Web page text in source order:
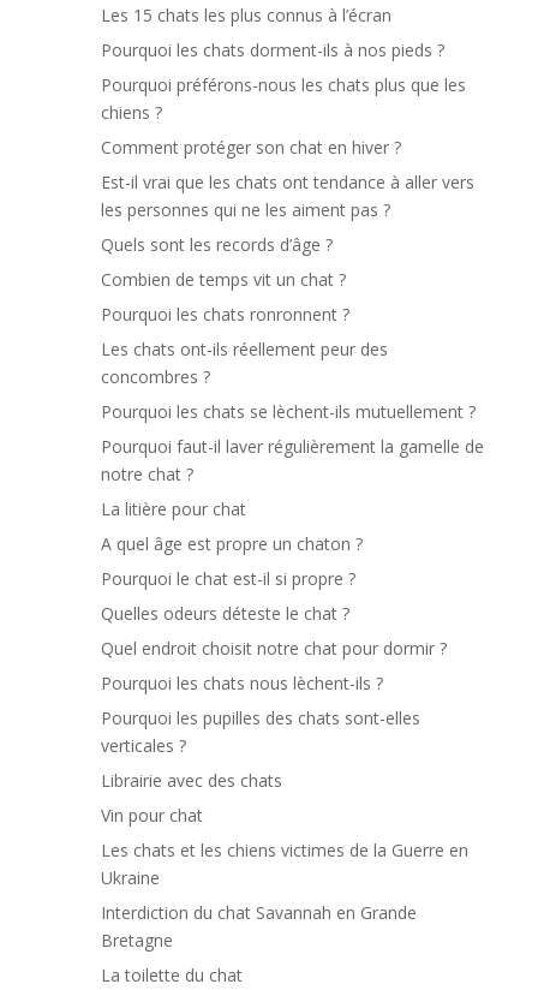
Les 15 chats les plus connus à l’écran
Pourquoi les chats dorment-ils à nos pieds ?
Pourquoi préférons-nous les chats plus que les
chiens ?
Comment protéger son chat en hiver ?
Est-il vrai que les chats ont tendance à aller vers
les personnes qui ne les aiment pas ?
Quels sont les records d’âge ?
Combien de temps vit un chat ?
Pourquoi les chats ronronnent ?
Les chats ont-ils réellement peur des
concombres ?
Pourquoi les chats se lèchent-ils mutuellement ?
Pourquoi faut-il laver régulièrement la gamelle de
notre chat ?
La litière pour chat
A quel âge est propre un chaton ?
Pourquoi le chat est-il si propre ?
Quelles odeurs déteste le chat ?
Quel endroit choisit notre chat pour dormir ?
Pourquoi les chats nous lèchent-ils ?
Pourquoi les pupilles des chats sont-elles
verticales ?
Librairie avec des chats
Vin pour chat
Les chats et les chiens victimes de la Guerre en
Ukraine
Interdiction du chat Savannah en Grande
Bretagne
La toilette du chat